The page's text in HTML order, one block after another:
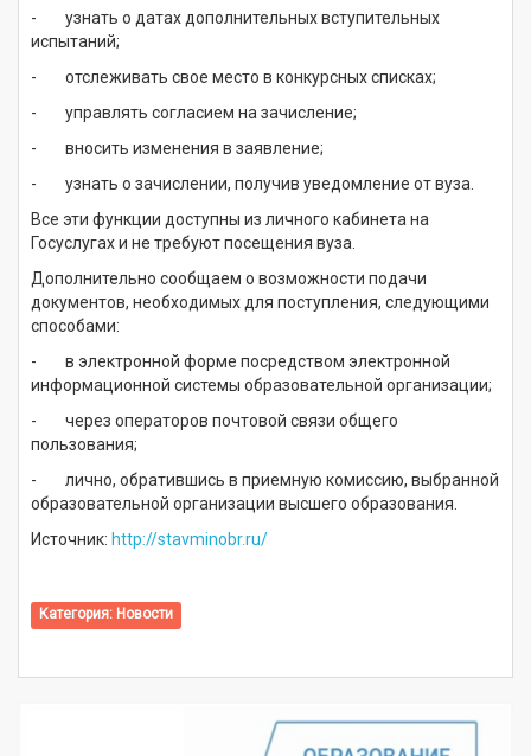
- узнать о датах дополнительных вступительных
испытаний;
- отслеживать свое место в конкурсных списках;
- управлять согласием на зачисление;
- вносить изменения в заявление;
- узнать о зачислении, получив уведомление от вуза.
Все эти функции доступны из личного кабинета на
Госуслугах и не требуют посещения вуза.
Дополнительно сообщаем о возможности подачи
документов, необходимых для поступления, следующими
способами:
- в электронной форме посредством электронной
информационной системы образовательной организации;
- через операторов почтовой связи общего
пользования;
- лично, обратившись в приемную комиссию, выбранной
образовательной организации высшего образования.
Источник: http://stavminobr.ru/
Категория: Новости